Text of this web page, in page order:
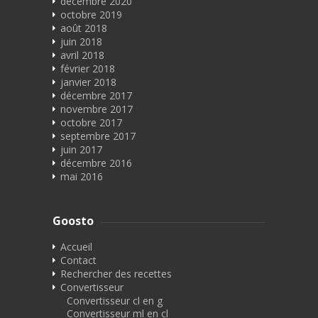
octobre 2019
août 2018
juin 2018
avril 2018
février 2018
janvier 2018
décembre 2017
novembre 2017
octobre 2017
septembre 2017
juin 2017
décembre 2016
mai 2016
Goosto
Accueil
Contact
Rechercher des recettes
Convertisseur
Convertisseur cl en g
Convertisseur ml en cl